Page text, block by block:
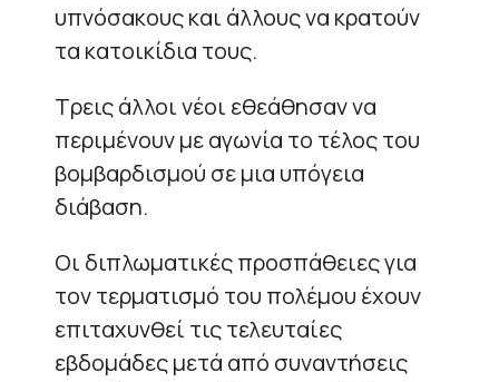
υπνόσακους και άλλους να κρατούν
τα κατοικίδια τους.
Τρεις άλλοι νέοι εθεάθησαν να
περιμένουν με αγωνία το τέλος του
βομβαρδισμού σε μια υπόγεια
διάβαση.
Οι διπλωματικές προσπάθειες για
τον τερματισμό του πολέμου έχουν
επιταχυνθεί τις τελευταίες
εβδομάδες μετά από συναντήσεις